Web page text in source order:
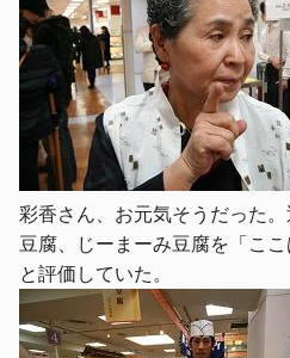
彩香さん、お元気そうだった
豆腐、じーまーみ豆腐を「こ
と評価していた。